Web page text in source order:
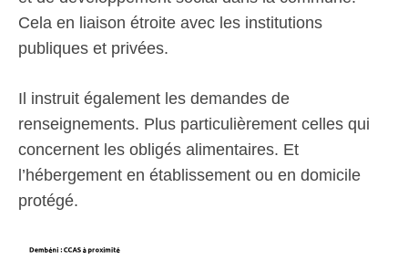
Cela en liaison étroite avec les institutions
publiques et privées.
Il instruit également les demandes de
renseignements. Plus particulièrement celles qui
concernent les obligés alimentaires. Et
l’hébergement en établissement ou en domicile
protégé.